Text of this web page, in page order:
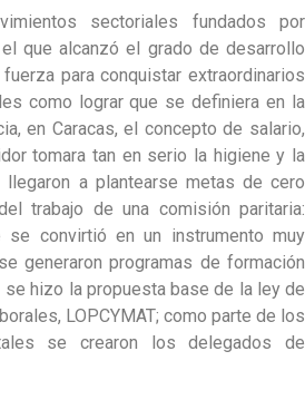
sectoriales fundados por
que alcanzó el grado de desarrollo
para conquistar extraordinarios
como lograr que se definiera en la
en Caracas, el concepto de salario,
tomara tan en serio la higiene y la
llegaron a plantearse metas de cero
trabajo de una comisión paritaria:
se convirtió en un instrumento muy
generaron programas de formación
hizo la propuesta base de la ley de
LOPCYMAT; como parte de los
se crearon los delegados de